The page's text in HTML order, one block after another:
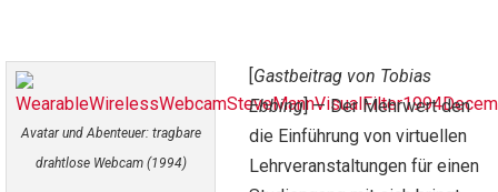
Avatar und Abenteuer: tragbare
drahtlose Webcam (1994)
[Gastbeitrag von Tobias
Ebbing] — Der Mehrwert den
die Einführung von virtuellen
Lehrveranstaltungen für einen